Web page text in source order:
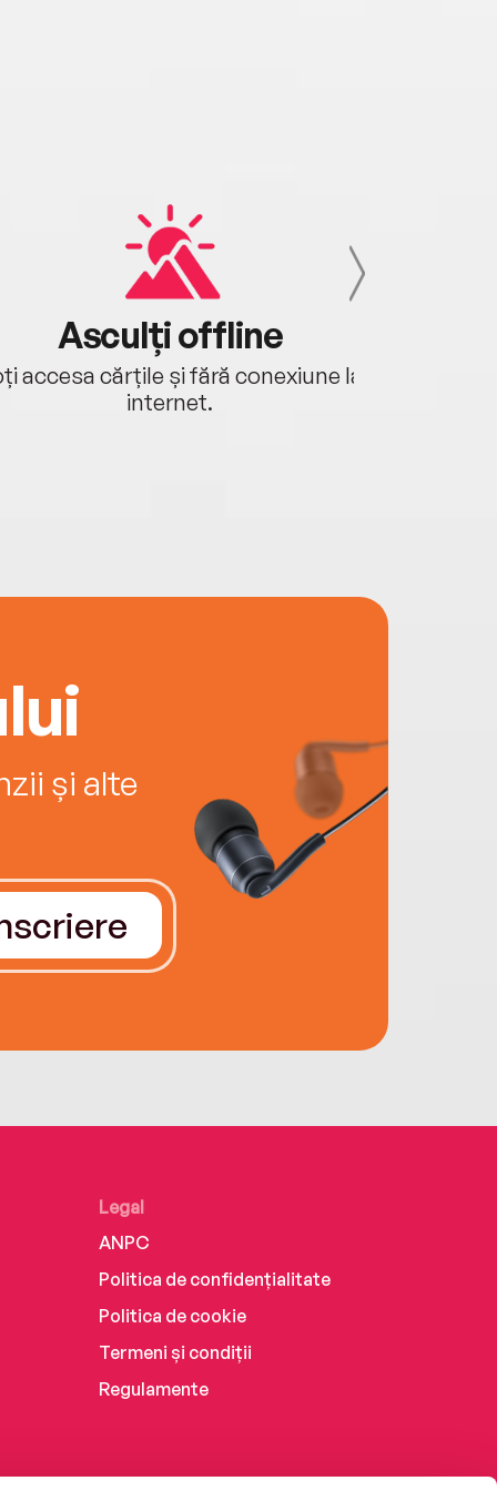
Asculți offline
accesa cărțile și fără conexiune la
internet.
și alte
Legal
ANPC
Politica de confidențialitate
Politica de cookie
Termeni și condiții
Regulamente